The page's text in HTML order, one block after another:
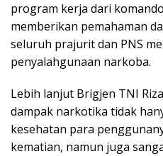
program kerja dari
memberikan pemahaman
seluruh prajurit dan PNS
penyalahgunaan narkoba.
Lebih lanjut Brigjen TNI
dampak narkotika tidak
kesehatan para
kematian, namun juga